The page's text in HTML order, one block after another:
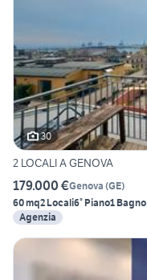
30
2 LOCALI A GENOVA
179.000 €Genova (GE)
60 mq2 Locali6° Piano1 Bagno
Agenzia